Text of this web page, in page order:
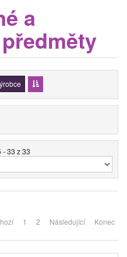
a
- 33 z 33
1 2 Následující Konec